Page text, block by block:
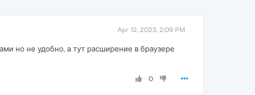
Apr 12, 2023, 2:09 PM
но не удобно, а тут расширение в браузере
0